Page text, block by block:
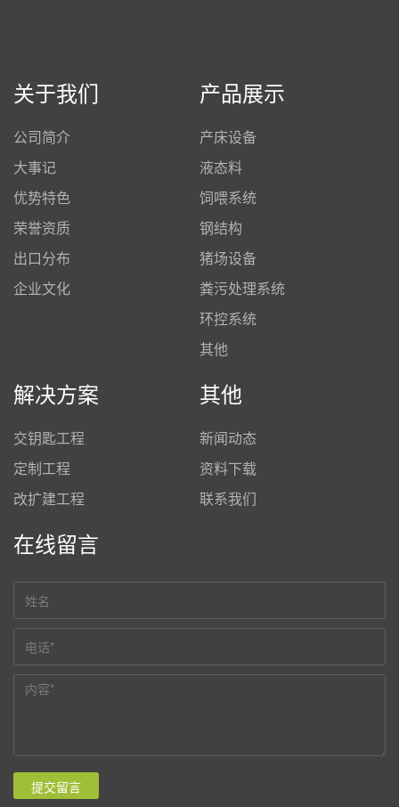
关于我们
公司简介
大事记
优势特色
荣誉资质
出口分布
企业文化
产品展示
产床设备
液态料
饲喂系统
钢结构
猪场设备
粪污处理系统
环控系统
其他
解决方案
交钥匙工程
定制工程
改扩建工程
其他
新闻动态
资料下载
联系我们
在线留言